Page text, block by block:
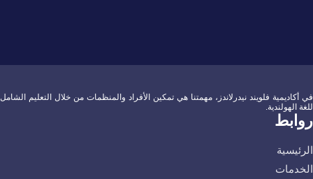
في أكاديمية فلويند نيدرلاندز، مهمتنا هي تمكين الأفراد والمنظمات من خلال التعليم الشامل
للغة الهولندية.
روابط
الرئيسية
الخدمات